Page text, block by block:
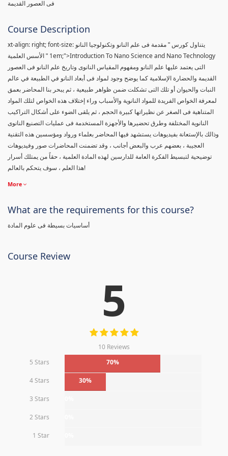
فى العصور القديمة
Course Description
يتناول كورس " مقدمة فى علم النانو وتكنولوجيا النانو xt-align: right; font-size:
1em;">Introduction To Nano Science and Nano Technology " الأسس العلمية
التى يعتمد عليها علم النانو ومفهوم المقياس النانوى وتاريخ علم النانو فى العصور
القديمة والحضارة الإسلامية كما يوضح وجود لمواد فى أبعاد النانو في الطبيعة في عالم
النبات والحيوان أو تلك التى تشكلت ضمن ظواهر طبيعية ، ثم يبحر بنا المحاضر بعمق
لمعرفة الخواص الفريدة للمواد النانوية والأسباب وراء إختلاف هذه الخواص لتلك المواد
المتناهية فى الصغر عن نظيراتها كبيرة الحجم ، ثم يلقى الضوء على أشكال التراكيب
النانوية المختلفة وطرق تحضيرها والأجهزة المستخدمة فى عمليات التصنيع النانوى
وذالك بالإستعانة بفيديوهات يستشهد فيها المحاضر بعلماء ورواد ومؤسسين هذه التقنية
العجيبة ، بعضهم عرب والبعض أجانب ، وقد تضمنت المحاضرات صور وفيديوهات
توضيحية لتبسيط الفكرة العامة للدارسين لهذه المادة العلمية ، حقاً من يمتلك أسرار
هذا العلم ، سوف يتحكم بالعالم!
More
What are the requirements for this course?
أساسيات بسيطة فى علوم المادة
Course Review
5
10 Reviews
5 Stars
70%
4 Stars 30%
3 Stars
2 Stars
1 Star